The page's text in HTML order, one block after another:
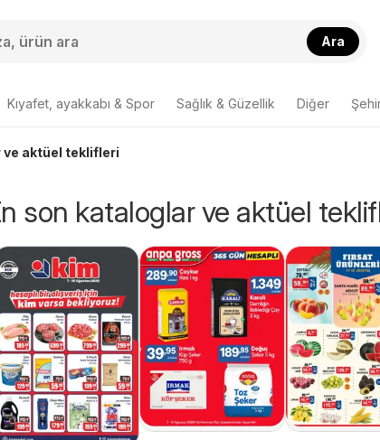
Ara
Kıyafet, ayakkabı & Spor Sağlık & Güzellik Diğer
ve aktüel teklifleri
son kataloglar ve aktüel